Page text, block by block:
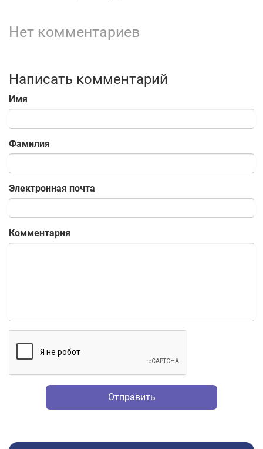
Нет комментариев
Написать комментарий
Имя
Фамилия
Электронная почта
Комментария
Отправить